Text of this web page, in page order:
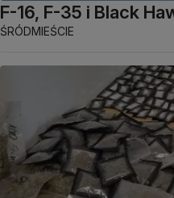
F-16, F-35 i Black
ŚRÓDMIEŚCIE